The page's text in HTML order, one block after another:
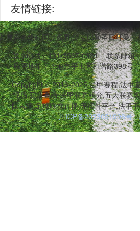
友情链接:
容多终端同步观看,涵盖巴黎圣日耳
联系电话：131-3567-0381
联系邮箱
联系地址：上海市平山区和谐路398号
Copyright © 2016-2025 法甲赛程,法甲
现场,回放高清,法甲联赛积分,五大联赛
队表现,足球联赛直播,无插件平台,法甲
川ICP备2023051998号